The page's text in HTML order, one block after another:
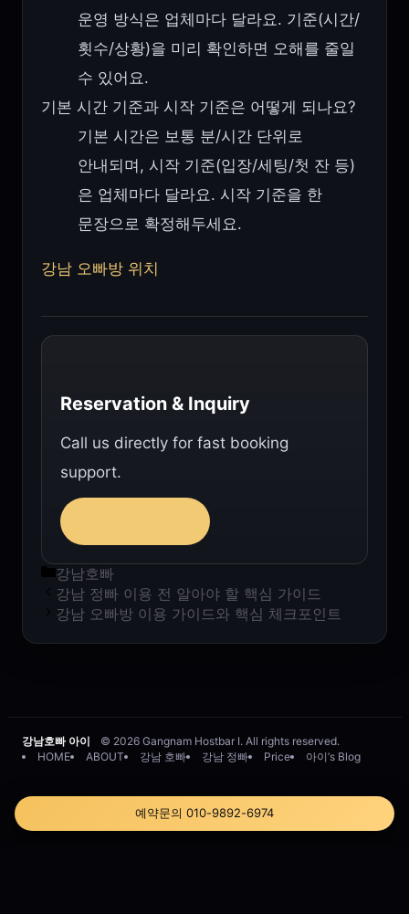
운영 방식은 업체마다 달라요. 기준(시간/
횟수/상황)을 미리 확인하면 오해를 줄일
수 있어요.
기본 시간 기준과 시작 기준은 어떻게 되나요?
기본 시간은 보통 분/시간 단위로
안내되며, 시작 기준(입장/세팅/첫 잔 등)
은 업체마다 달라요. 시작 기준을 한
문장으로 확정해두세요.
강남 오빠방 위치
Reservation & Inquiry
Call us directly for fast booking
support.
카테고리
강남호빠
강남 정빠 이용 전 알아야 할 핵심 가이드
강남 오빠방 이용 가이드와 핵심 체크포인트
강남호빠 아이
© 2026 Gangnam Hostbar I. All rights reserved.
HOME
ABOUT 강남 호빠 강남 정빠 Price 아이’s Blog
예약문의 010-9892-6974